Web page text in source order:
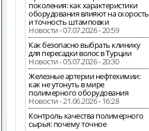
поколения: как характеристики
оборудования влияют на скорость
и точность штамповки
Новости - 07.07.2026 - 20:59
Как безопасно выбрать клинику
для пересадки волос в Турции
Новости - 05.07.2026 - 20:30
Железные артерии нефтехимии:
как не утонуть в мире
полимерного оборудования
Новости - 21.06.2026 - 16:28
Контроль качества полимерного
сырья: почему точное